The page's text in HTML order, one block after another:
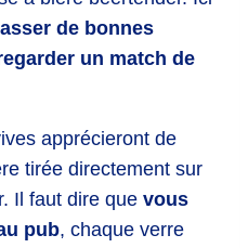
de bonnes
un match de
apprécieront de
tirée directement sur
Il faut dire que vous
pub, chaque verre